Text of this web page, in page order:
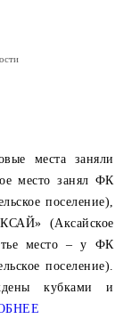
места заняли
место занял ФК
поселение),
(Аксайское
место – у ФК
поселение).
кубками и